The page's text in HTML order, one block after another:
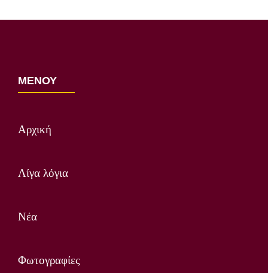
ΜΕΝΟΥ
Αρχική
Λίγα λόγια
Νέα
Φωτογραφίες